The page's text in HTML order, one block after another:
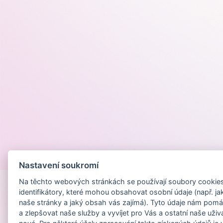
Nastavení soukromí
Na těchto webových stránkách se používají soubory
identifikátory, které mohou obsahovat osobní údaje (např.
naše stránky a jaký obsah vás zajímá). Tyto údaje nám
a zlepšovat naše služby a vyvíjet pro Vás a ostatní naše